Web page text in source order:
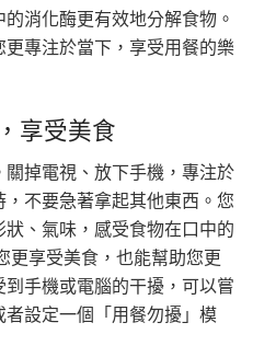
消化酶更有效地分解食物。
專注於當下，享受用餐的樂
享受美食
關掉電視、放下手機，專注於
不要急著拿起其他東西。您
、氣味，感受食物在口中的
更享受美食，也能幫助您更
手機或電腦的干擾，可以嘗
設定一個「用餐勿擾」模